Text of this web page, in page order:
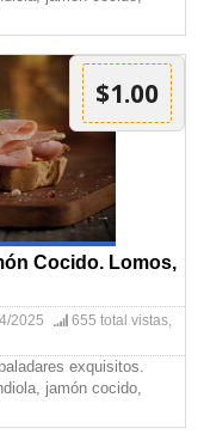
$1.00
Cocido. Lomos,
2025
655 total vistas,
exquisitos.
jamón cocido,